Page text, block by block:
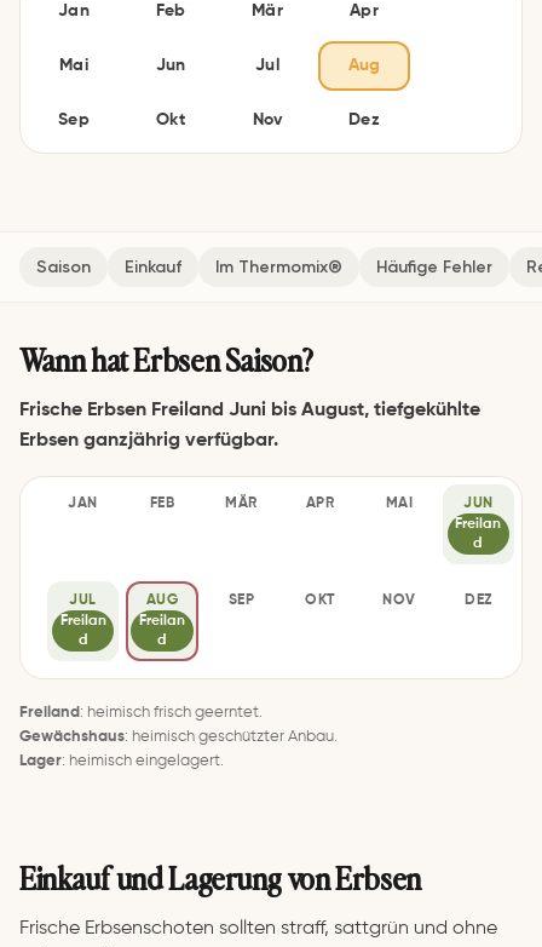
Jan Feb Mär Apr
Mai Jun Jul Aug
Sep Okt Nov Dez
Saison Einkauf Im Thermomix® Häufige Fehler
Wann hat Erbsen Saison?
Frische Erbsen Freiland Juni bis August, tiefgekühlte
Erbsen ganzjährig verfügbar.
JAN
FEB
MÄR
APR
MAI
JUN
Freilan
d
JUL
Freilan
d
AUG
Freilan
d
SEP
OKT
NOV
DEZ
Freiland : heimisch frisch geerntet.
Gewächshaus: heimisch geschützter Anbau.
Lager: heimisch eingelagert.
Einkauf und Lagerung von Erbsen
Frische Erbsenschoten sollten straff, sattgrün und ohne